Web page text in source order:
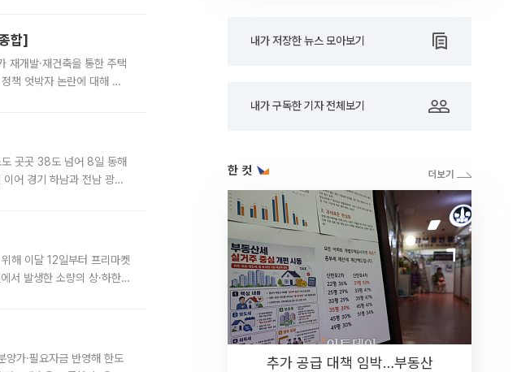
합]
재개발·재건축을 통한 주택
책 엇박자 논란에 대해 정
곳곳 38도 넘어 8일 동해
어 경기 하남과 전남 광양
해 이달 12일부터 프리마켓
서 발생한 소량의 상·하한
가·필요자금 반영해 한도
내가 저장한 뉴스 모아보기
내가 구독한 기자 전체보기
한 컷
추가 공급 대책 임박…부동산